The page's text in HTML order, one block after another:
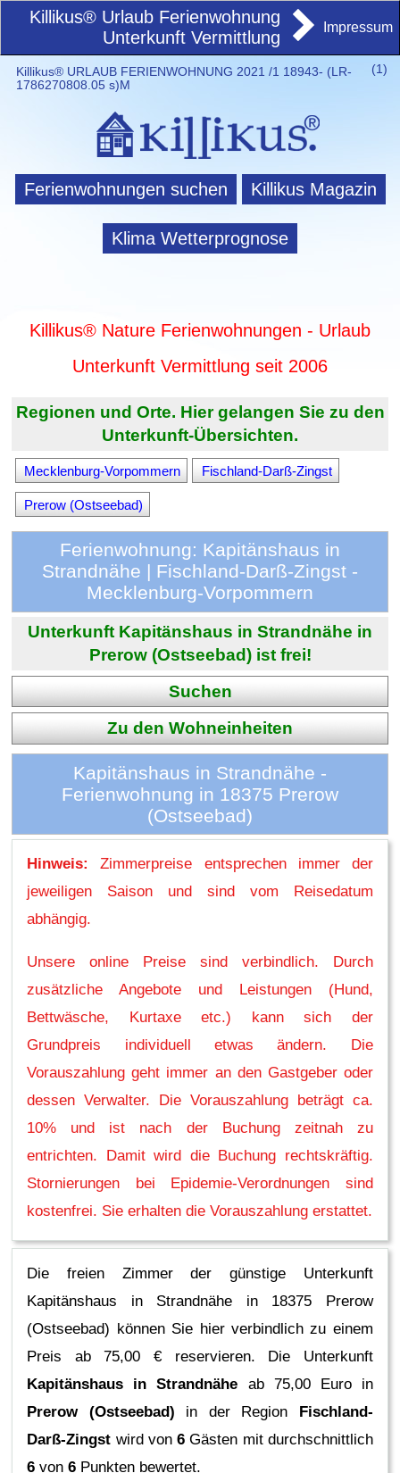
Killikus® Urlaub Ferienwohnung
Unterkunft Vermittlung
Impressum
(1)
Killikus® URLAUB FERIENWOHNUNG 2021 /1 18943- (LR-
1786270808.05 s)M
Ferienwohnungen suchen Killikus Magazin
Klima Wetterprognose
Killikus® Nature Ferienwohnungen - Urlaub
Unterkunft Vermittlung seit 2006
Regionen und Orte. Hier gelangen Sie zu den
Unterkunft-Übersichten.
Mecklenburg-Vorpommern Fischland-Darß-Zingst
Prerow (Ostseebad)
Ferienwohnung: Kapitänshaus in
Strandnähe | Fischland-Darß-Zingst -
Mecklenburg-Vorpommern
Unterkunft Kapitänshaus in Strandnähe in
Prerow (Ostseebad) ist frei!
Suchen
Zu den Wohneinheiten
Kapitänshaus in Strandnähe -
Ferienwohnung in 18375 Prerow
(Ostseebad)
Hinweis:
Zimmerpreise entsprechen immer der
jeweiligen Saison und sind vom Reisedatum
abhängig.
Unsere online Preise sind verbindlich. Durch
zusätzliche Angebote und Leistungen (Hund,
Bettwäsche, Kurtaxe etc.) kann sich der
Grundpreis individuell etwas ändern. Die
Vorauszahlung geht immer an den Gastgeber oder
dessen Verwalter. Die Vorauszahlung beträgt ca.
10% und ist nach der Buchung zeitnah zu
entrichten. Damit wird die Buchung rechtskräftig.
Stornierungen bei Epidemie-Verordnungen sind
kostenfrei. Sie erhalten die Vorauszahlung erstattet.
Die freien Zimmer der günstige Unterkunft
Kapitänshaus in Strandnähe in 18375 Prerow
(Ostseebad) können Sie hier verbindlich zu einem
Preis ab 75,00 € reservieren. Die Unterkunft
Kapitänshaus in Strandnähe ab 75,00 Euro in
Prerow (Ostseebad) in der Region Fischland-
Darß-Zingst wird von 6 Gästen mit durchschnittlich
6 von6 Punkten bewertet.